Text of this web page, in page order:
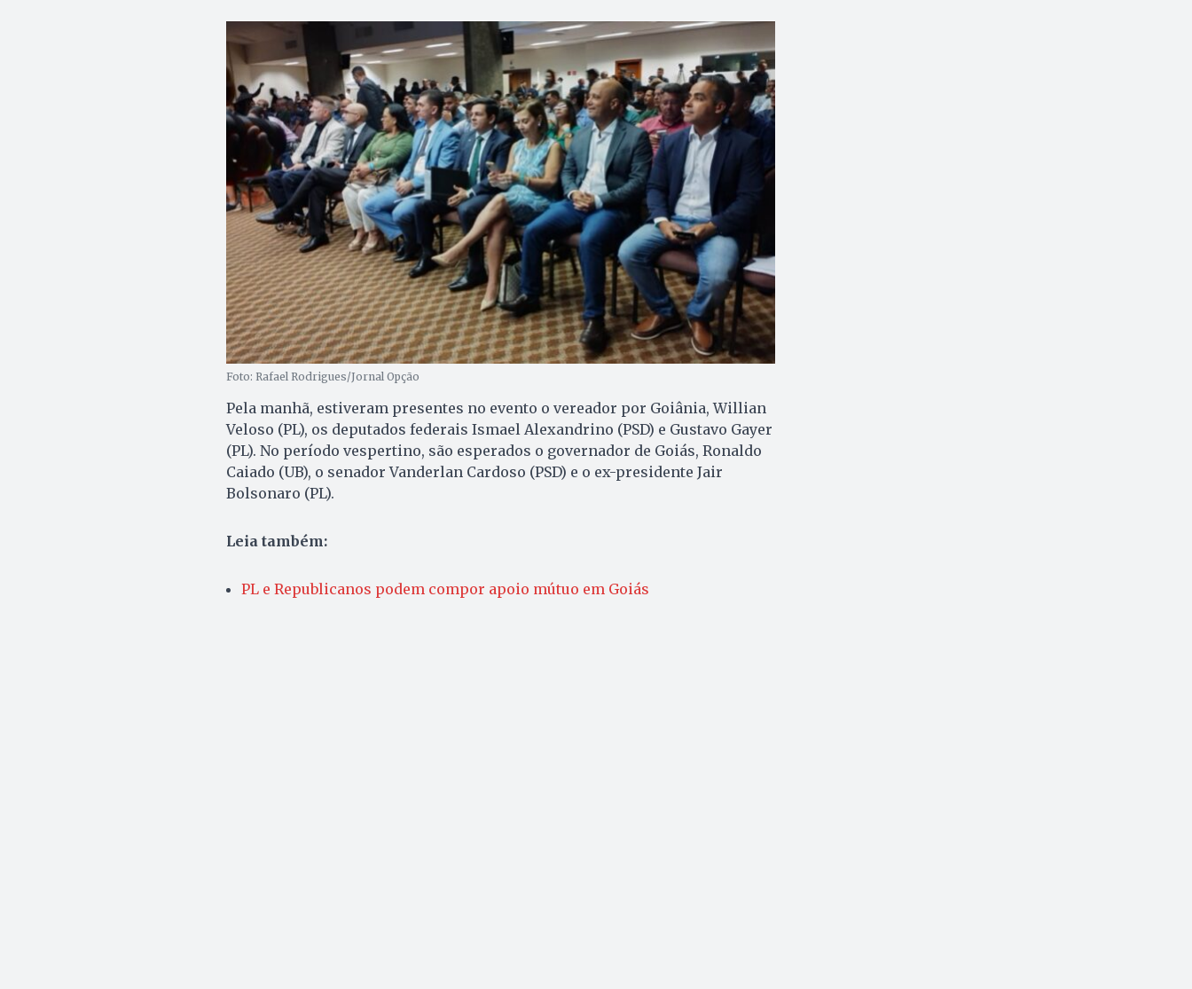
Foto: Rafael Rodrigues/Jornal Opção
Pela manhã, estiveram presentes no evento o vereador por Goiânia, Willian
Veloso (PL), os deputados federais Ismael Alexandrino (PSD) e Gustavo Gayer
(PL). No período vespertino, são esperados o governador de Goiás, Ronaldo
Caiado (UB), o senador Vanderlan Cardoso (PSD) e o ex-presidente Jair
Bolsonaro (PL).
Leia também:
PL e Republicanos podem compor apoio mútuo em Goiás